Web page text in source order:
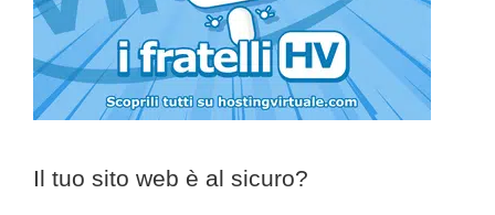
Il tuo sito web è al sicuro?